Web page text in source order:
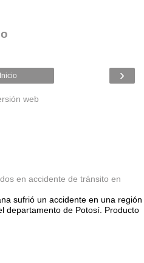
›
Inicio
web
en accidente de tránsito en
sufrió un accidente en una región
departamento de Potosí. Producto